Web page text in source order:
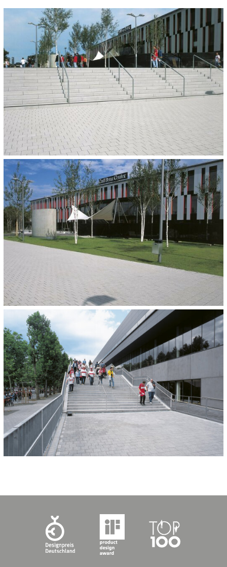
Granithell
ARCHITEKT:
KBK Architekten, Stuttgart
BAUHERR:
Stadt Stuttgart
FLÄCHE:
4.000 m²
FERTIGSTELLUNG:
2006
WEITERE VERWENDETE PRODUKTE:
TOCANO
Granithell
ca. 400 lfm
KATEGORIEN:
Stadien und Schwimmbäder